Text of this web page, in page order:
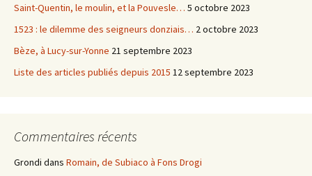
Saint-Quentin, le moulin, et la Pouvesle… 5 octobre 2023
1523 : le dilemme des seigneurs donziais… 2 octobre 2023
Bèze, à Lucy-sur-Yonne 21 septembre 2023
Liste des articles publiés depuis 2015 12 septembre 2023
Commentaires récents
Grondi dans Romain, de Subiaco à Fons Drogi